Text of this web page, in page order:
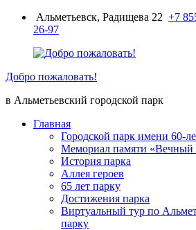
ПерейтиАльметьевск, Радищева 22 +7
26-97
Добро пожаловать!
в Альметьевский городской парк
Главная
Городской парк имени 60-
Мемориал памяти «Вечный
История парка
Аллея героев
65 лет парку
Достижения парка
Виртуальный тур по
парку